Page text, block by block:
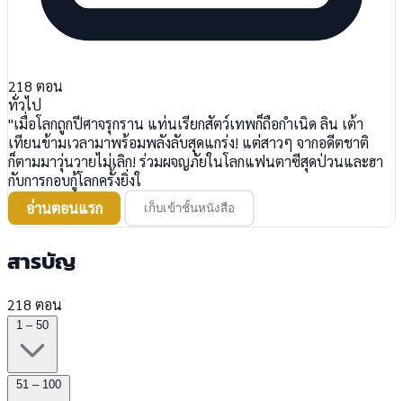
218 ตอน
ทั่วไป
"เมื่อโลกถูกปีศาจรุกราน แท่นเรียกสัตว์เทพก็ถือกำเนิด ลิน เต้า
เทียนข้ามเวลามาพร้อมพลังลับสุดแกร่ง! แต่สาวๆ จากอดีตชาติ
ก็ตามมาวุ่นวายไม่เลิก! ร่วมผจญภัยในโลกแฟนตาซีสุดป่วนและฮา
กับการกอบกู้โลกครั้งยิ่งใ
อ่านตอนแรก
เก็บเข้าชั้นหนังสือ
สารบัญ
218 ตอน
1 – 50
51 – 100